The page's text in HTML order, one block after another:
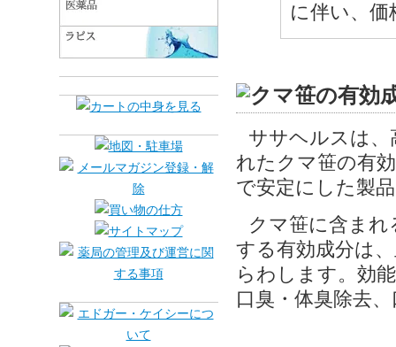
に伴い、
ササヘルスは、
れたクマ笹の有
で安定にした製
クマ笹に含ま
する有効成分は
らわします。効
口臭・体臭除去